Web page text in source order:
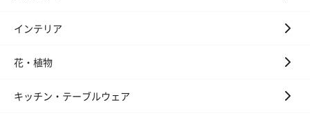
インテリア
花・植物
キッチン・テーブルウェア